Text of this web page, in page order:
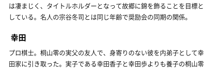
は凄まじく、タイトルホルダーとなって故郷に錦を飾ることを目標と
している。名人の宗谷冬司とは同じ年齢で奨励会の同期の関係。
幸田
プロ棋士。桐山零の実父の友人で、身寄りのない彼を内弟子として幸
田家に引き取った。実子である幸田香子と幸田歩よりも養子の桐山零